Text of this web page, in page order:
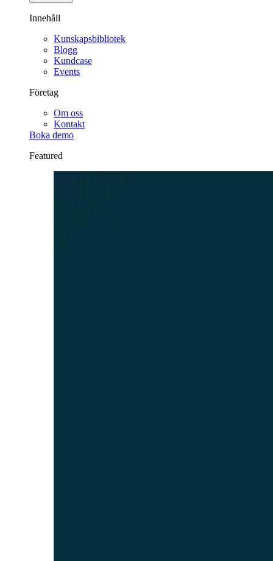
Innehåll
Kunskapsbibliotek
Blogg
Kundcase
Events
Företag
Om oss
Kontakt
Boka demo
Featured